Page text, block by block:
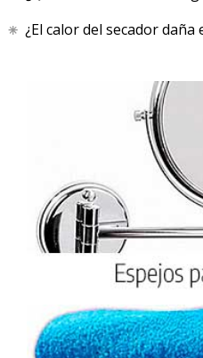
¿El calor del secador daña